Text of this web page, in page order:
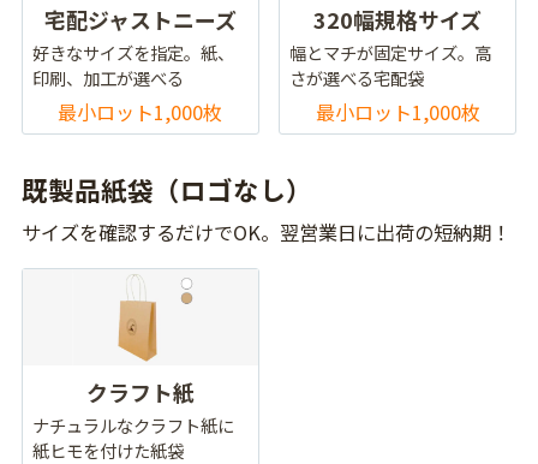
宅配ジャストニーズ
好きなサイズを指定。紙、
印刷、加工が選べる
最小ロット1,000枚
320幅規格サイズ
幅とマチが固定サイズ。高
さが選べる宅配袋
最小ロット1,000枚
既製品紙袋（ロゴなし）
サイズを確認するだけでOK。翌営業日に出荷の短納期！
クラフト紙
ナチュラルなクラフト紙に
紙ヒモを付けた紙袋